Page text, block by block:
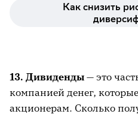
Как снизить
13. Дивиденды — это
компанией денег,
акционерам. Сколько